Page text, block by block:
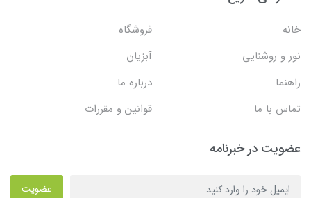
خانه
فروشگاه
نور و روشنایی
آبزیان
راهنما
درباره ما
تماس با ما
قوانین و مقررات
عضویت در خبرنامه
عضویت